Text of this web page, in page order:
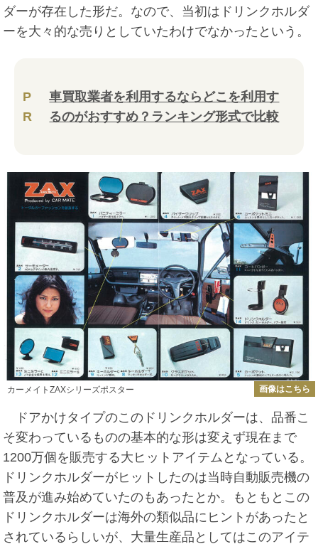
ダーが存在した形だ。なので、当初はドリンクホルダ
ーを大々的な売りとしていたわけでなかったという。
P
R
車買取業者を利用するならどこを利用す
るのがおすすめ？ランキング形式で比較
カーメイトZAXシリーズポスター 画像はこちら
ドアかけタイプのこのドリンクホルダーは、品番こ
そ変わっているものの基本的な形は変えず現在まで
1200万個を販売する大ヒットアイテムとなっている。
ドリンクホルダーがヒットしたのは当時自動販売機の
普及が進み始めていたのもあったとか。もともとこの
ドリンクホルダーは海外の類似品にヒントがあったと
されているらしいが、大量生産品としてはこのアイテ